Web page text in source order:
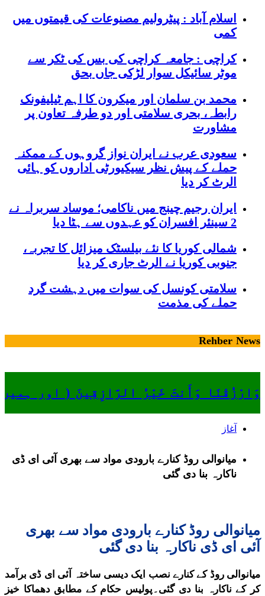
اسلام آباد : پیٹرولیم مصنوعات کی قیمتوں میں
کمی
کراچی : جامعہ کراچی کی بس کی ٹکر سے
موٹر سائیکل سوار لڑکی جاں بحق
محمد بن سلمان اور میکرون کا اہم ٹیلیفونک
رابطہ، بحری سلامتی اور دو طرفہ تعاون پر
مشاورت
سعودی عرب نے ایران نواز گروہوں کے ممکنہ
حملے کے پیش نظر سیکیورٹی اداروں کو ہائی
الرٹ کر دیا
ایران رجیم چینج میں ناکامی؛ موساد سربراہ نے
2 سینئر افسران کو عہدوں سے ہٹا دیا
شمالی کوریا کا نئے بیلسٹک میزائل کا تجربہ،
جنوبی کوریا نے الرٹ جاری کر دیا
سلامتی کونسل کی سوات میں دہشت گرد
حملے کی مذمت
Rehber News
وَارْزُقْنَا وَأَنتَ خَيْرُ الرَّازِقِينَ ( اور
آغاز
میانوالی روڈ کنارے بارودی مواد سے بھری آئی ای ڈی
ناکارہ بنا دی گئی
میانوالی روڈ کنارے بارودی مواد سے بھری
آئی ای ڈی ناکارہ بنا دی گئی
میانوالی روڈ کے کنارے نصب ایک دیسی ساختہ آئی ای ڈی برآمد
کر کے ناکارہ بنا دی گئی۔پولیس حکام کے مطابق دھماکا خیز